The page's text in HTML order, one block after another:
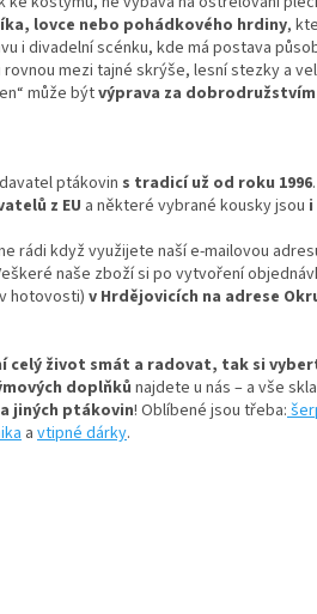
d
a
c
í
p
k
y
v
ý
p
i
s
lovce nebo pohádkového hrdiny,
i divadelní scénku, kde má postava
mezi tajné skrýše, lesní stezky a
může býtvýprava za
ptákovin s tradicí už od roku 1996
z EU a některé vybrané kousky jsou i
rádi když využijete naší e-mailovou
naše zboží si po vytvoření
hotovosti) v Hrdějovicích na adrese
celý život smát a radovat, tak si
doplňků najdete u nás – a vše
a jiných ptákovin! Oblíbené jsou třeba:
a vtipné dárky.